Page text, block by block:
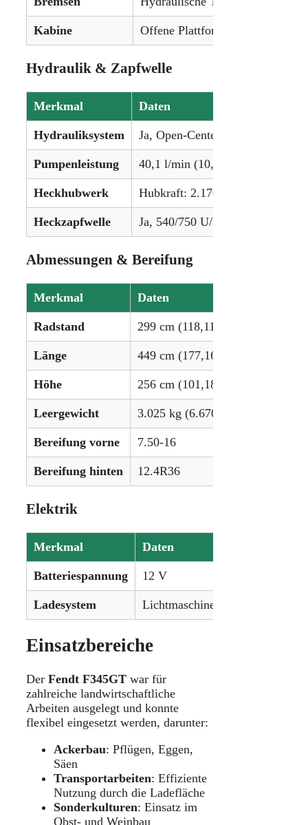
Kabine Offene Plattform oder Kabine
Hydraulik & Zapfwelle
Merkmal Daten
Hydrauliksystem Ja, Open-Center-System
Pumpenleistung 40,1 l/min (10,6 gpm)
Heckhubwerk Hubkraft: 2.170 kg (4.784 lbs)
Heckzapfwelle Ja, 540/750 U/min
Abmessungen & Bereifung
Merkmal Daten
Radstand 299 cm (118,11 in)
Länge 449 cm (177,16 in)
Höhe 256 cm (101,18 in)
Leergewicht 3.025 kg (6.670 lbs)
Bereifung vorne 7.50-16
Bereifung hinten 12.4R36
Elektrik
Merkmal Daten
Batteriespannung 12 V
Ladesystem Lichtmaschine (Alternator)
Einsatzbereiche
Der Fendt F345GT war für
zahlreiche landwirtschaftliche
Arbeiten ausgelegt und konnte
flexibel eingesetzt werden, darunter:
Ackerbau: Pflügen, Eggen,
Säen
Transportarbeiten: Effiziente
Nutzung durch die Ladefläche
Sonderkulturen: Einsatz im
Obst- und Weinbau